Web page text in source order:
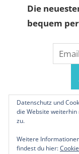
Die
bequem
© 2019-2026
Datenschutz und
die Website
zu.
Weitere
findest du hier: